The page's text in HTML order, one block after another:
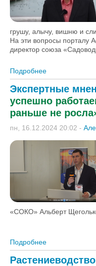
грушу, алычу, вишню и
На эти вопросы порталу
директор союза
Подробнее
Николай
альтернативе
Экспертные
успешно
раньше не
пн, 16.12.2024 20:02 -
«СОКО» Альберт
Подробнее
раньше не
Растениеводство